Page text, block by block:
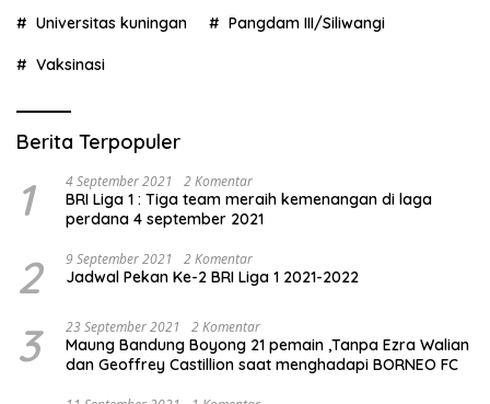
Universitas kuningan Pangdam III/Siliwangi
Vaksinasi
Berita Terpopuler
1 4 September 2021 2 Komentar
BRI Liga 1 : Tiga team meraih kemenangan di laga
perdana 4 september 2021
2 9 September 2021 2 Komentar
Jadwal Pekan Ke-2 BRI Liga 1 2021-2022
3 23 September 2021 2 Komentar
Maung Bandung Boyong 21 pemain ,Tanpa Ezra Walian
dan Geoffrey Castillion saat menghadapi BORNEO FC